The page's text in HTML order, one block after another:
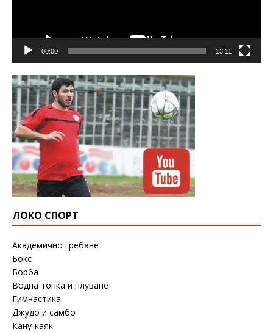
00:00 13:11
ЛОКО СПОРТ
Академично гребане
Бокс
Борба
Водна топка и плуване
Гимнастика
Джудо и самбо
Кану-каяк